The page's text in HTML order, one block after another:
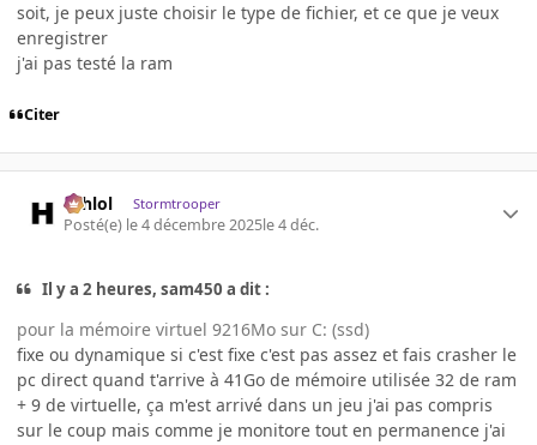
soit, je peux juste choisir le type de fichier, et ce que je veux
enregistrer
j'ai pas testé la ram
Citer
ashlol Stormtrooper
Posté(e) le 4 décembre 2025le 4 déc.
Il y a 2 heures, sam450 a dit :
pour la mémoire virtuel 9216Mo sur C: (ssd)
fixe ou dynamique si c'est fixe c'est pas assez et fais crasher le
pc direct quand t'arrive à 41Go de mémoire utilisée 32 de ram
+ 9 de virtuelle, ça m'est arrivé dans un jeu j'ai pas compris
sur le coup mais comme je monitore tout en permanence j'ai